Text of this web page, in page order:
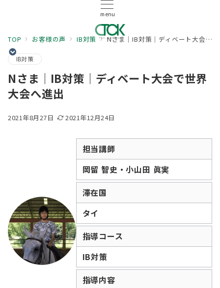
menu
TOP お客様の声 IB対策 Nさま｜IB対策｜ディベート大会で世界大会へ進出
IB対策
Nさま｜IB対策｜ディベート大会で世界
大会へ進出
2021年8月27日 2021年12月24日
担当講師
岡留 智史・小山田 眞実
滞在国
タイ
指導コース
IB対策
指導内容